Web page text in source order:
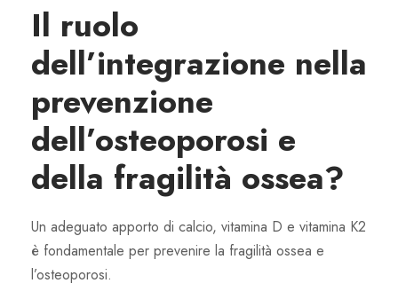
Il ruolo
dell’integrazione nella
prevenzione
dell’osteoporosi e
della fragilità ossea?
Un adeguato apporto di calcio, vitamina D e vitamina K2
è fondamentale per prevenire la fragilità ossea e
l’osteoporosi.